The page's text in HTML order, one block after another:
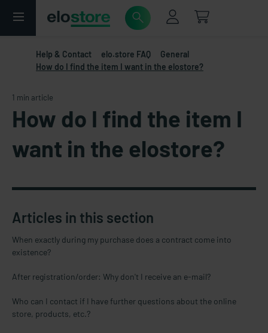
Help & Contact elo.store FAQ
General
How do I find the item I want in the elostore?
1 min article
How do I find the item I
want in the elostore?
Articles in this section
When exactly during my purchase does a contract come into
existence?
After registration/order: Why don't I receive an e-mail?
Who can I contact if I have further questions about the online
store, products, etc.?